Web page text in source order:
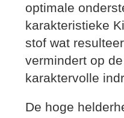
optimale
karakteristieke
stof wat
vermindert op
karaktervolle
De hoge